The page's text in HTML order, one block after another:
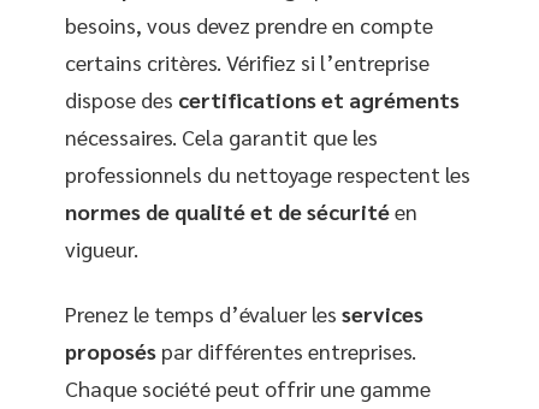
besoins, vous devez prendre en compte
certains critères. Vérifiez si l’entreprise
dispose des certifications et agréments
nécessaires. Cela garantit que les
professionnels du nettoyage respectent les
normes de qualité et de sécuritéen
vigueur.
Prenez le temps d’évaluer les services
proposés par différentes entreprises.
Chaque société peut offrir une gamme